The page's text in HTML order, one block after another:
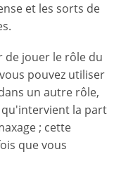
et les sorts de
de jouer le rôle du
pouvez utiliser
un autre rôle,
qu'intervient la part
; cette
que vous